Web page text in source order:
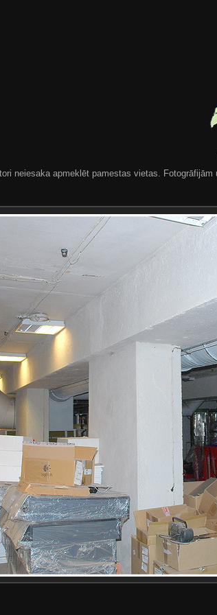
neiesaka apmeklēt pamestas vietas.